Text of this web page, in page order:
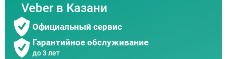
Veber в Казани
Официальный сервис
Гарантийное обслуживание
до 3 лет